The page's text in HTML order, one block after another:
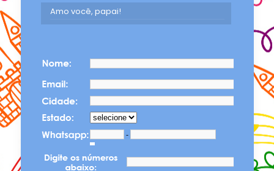
Amo você, papai!